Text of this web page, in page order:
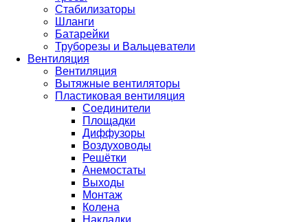
Стабилизаторы
Шланги
Батарейки
Труборезы и Вальцеватели
Вентиляция
Вентиляция
Вытяжные вентиляторы
Пластиковая вентиляция
Соединители
Площадки
Диффузоры
Воздуховоды
Решётки
Анемостаты
Выходы
Монтаж
Колена